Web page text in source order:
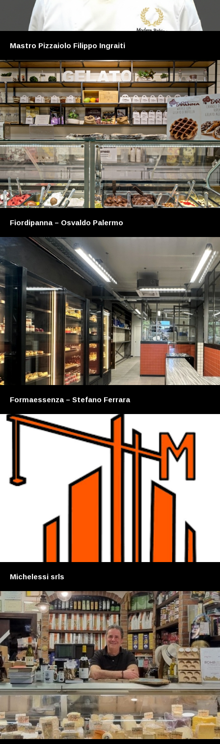
Mastro Pizzaiolo Filippo Ingraiti
Fiordipanna – Osvaldo Palermo
Formaessenza – Stefano Ferrara
Michelessi srls